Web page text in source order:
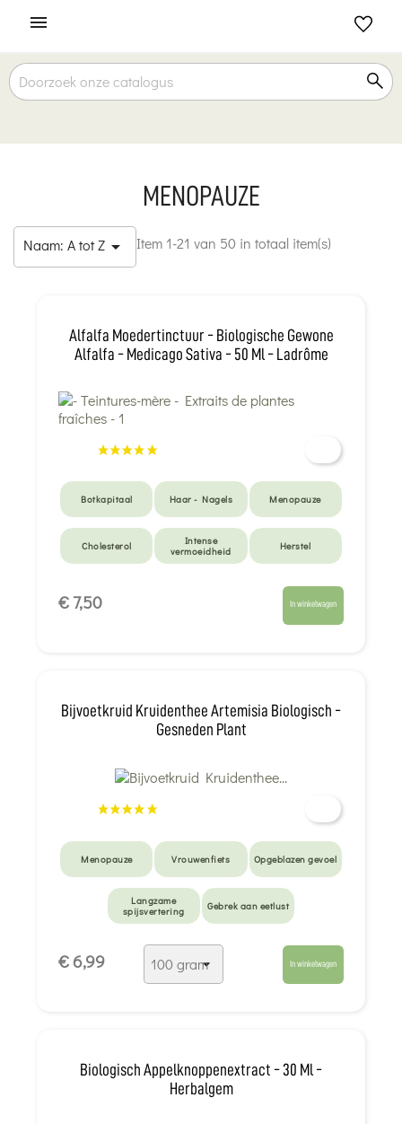

MENOPAUZE
Naam: A tot Z  Item 1-21 van 50 in totaal item(s)
Alfalfa Moedertinctuur - Biologische Gewone
Alfalfa - Medicago Sativa - 50 Ml - Ladrôme
Botkapitaal Haar - Nagels Menopauze
Cholesterol
Intense
vermoeidheid
Herstel
€ 7,50 In winkelwagen
Bijvoetkruid Kruidenthee Artemisia Biologisch -
Gesneden Plant
Menopauze Vrouwenfiets Opgeblazen gevoel
Langzame
spijsvertering
Gebrek aan eetlust
€ 6,99 In winkelwagen
Biologisch Appelknoppenextract - 30 Ml -
Herbalgem